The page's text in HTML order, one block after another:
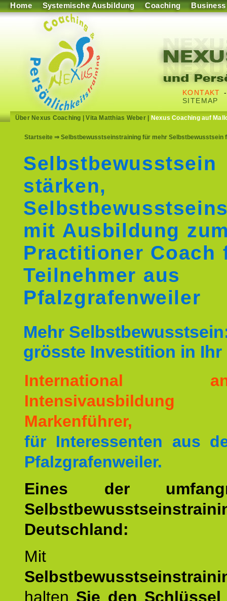
Home Systemische Ausbildung Coaching Business
KONTAKT
SITEMAP
Über Nexus Coaching |Vita Matthias Weber| Nexus Coaching auf
Startseite ⇒ Selbstbewusstseinstraining für mehr Selbstbewusstsein
Selbstbewusstsein
stärken,
mit Ausbildung
Practitioner Coach
Teilnehmer aus
Pfalzgrafenweiler
Mehr
grösste Investition in Ihr
International
Markenführer,
für Interessenten aus
Pfalzgrafenweiler.
Eines der
Deutschland:
Mit
halten Sie den Schlüssel